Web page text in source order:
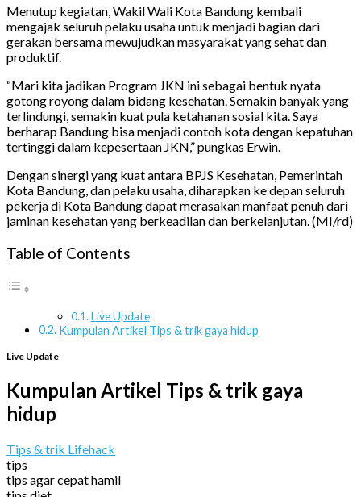
Menutup kegiatan, Wakil Wali Kota Bandung kembali
mengajak seluruh pelaku usaha untuk menjadi bagian dari
gerakan bersama mewujudkan masyarakat yang sehat dan
produktif.
“Mari kita jadikan Program JKN ini sebagai bentuk nyata
gotong royong dalam bidang kesehatan. Semakin banyak yang
terlindungi, semakin kuat pula ketahanan sosial kita. Saya
berharap Bandung bisa menjadi contoh kota dengan kepatuhan
tertinggi dalam kepesertaan JKN,” pungkas Erwin.
Dengan sinergi yang kuat antara BPJS Kesehatan, Pemerintah
Kota Bandung, dan pelaku usaha, diharapkan ke depan seluruh
pekerja di Kota Bandung dapat merasakan manfaat penuh dari
jaminan kesehatan yang berkeadilan dan berkelanjutan. (MI/rd)
Table of Contents
Live Update
Kumpulan Artikel Tips & trik gaya hidup
Live Update
Kumpulan Artikel Tips & trik gaya
hidup
Tips & trik Lifehack
tips
tips agar cepat hamil